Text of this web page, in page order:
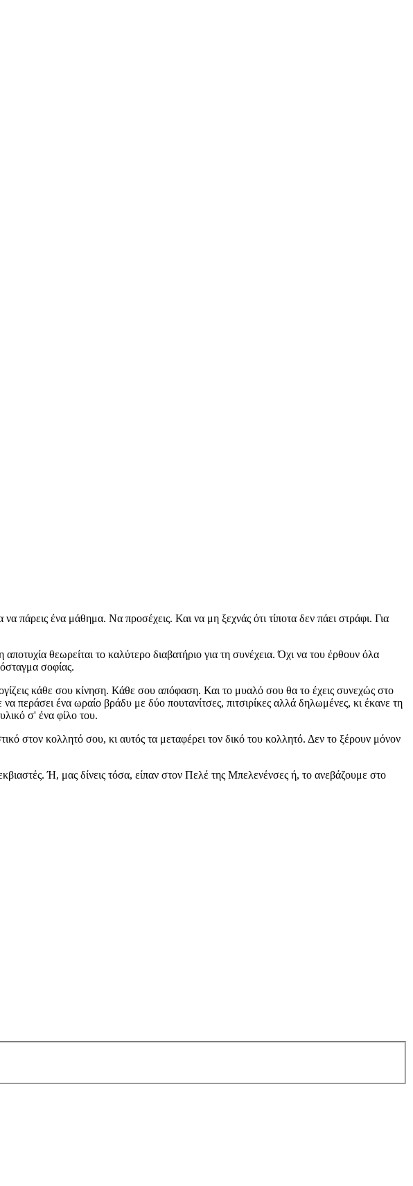
πάρεις ένα μάθημα. Να προσέχεις. Και να μη ξεχνάς ότι τίποτα δεν πάει στράφι. Για
θεωρείται το καλύτερο διαβατήριο για τη συνέχεια. Όχι να του έρθουν όλα
σοφίας.
κάθε σου κίνηση. Κάθε σου απόφαση. Και το μυαλό σου θα το έχεις συνεχώς στο
ένα ωραίο βράδυ με δύο πουτανίτσες, πιτσιρίκες αλλά δηλωμένες, κι έκανε τη
σ' ένα φίλο του.
στον κολλητό σου, κι αυτός τα μεταφέρει τον δικό του κολλητό. Δεν το ξέρουν μόνον
Ή, μας δίνεις τόσα, είπαν στον Πελέ της Μπελενένσες ή, το ανεβάζουμε στο